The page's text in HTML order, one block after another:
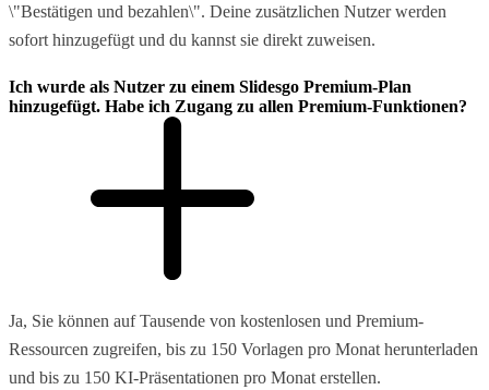
\"Bestätigen und bezahlen\". Deine zusätzlichen Nutzer werden
sofort hinzugefügt und du kannst sie direkt zuweisen.
Ich wurde als Nutzer zu einem Slidesgo Premium-Plan
hinzugefügt. Habe ich Zugang zu allen Premium-Funktionen?
Ja, Sie können auf Tausende von kostenlosen und Premium-
Ressourcen zugreifen, bis zu 150 Vorlagen pro Monat herunterladen
und bis zu 150 KI-Präsentationen pro Monat erstellen.